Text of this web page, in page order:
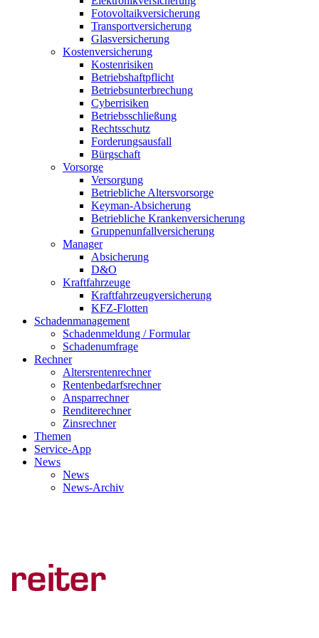
Fotovoltaikversicherung
Transportversicherung
Glasversicherung
Kostenversicherung
Kostenrisiken
Betriebshaftpflicht
Betriebsunterbrechung
Cyberrisiken
Betriebsschließung
Rechtsschutz
Forderungsausfall
Bürgschaft
Vorsorge
Versorgung
Betriebliche Altersvorsorge
Keyman-Absicherung
Betriebliche Krankenversicherung
Gruppenunfallversicherung
Manager
Absicherung
D&O
Kraftfahrzeuge
Kraftfahrzeugversicherung
KFZ-Flotten
Schadenmanagement
Schadenmeldung / Formular
Schadenumfrage
Rechner
Altersrentenrechner
Rentenbedarfsrechner
Ansparrechner
Renditerechner
Zinsrechner
Themen
Service-App
News
News
News-Archiv